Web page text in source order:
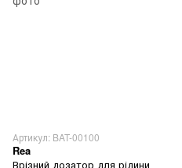
Артикул: BAT-00100
Rea
Врізний дозатор для рідини